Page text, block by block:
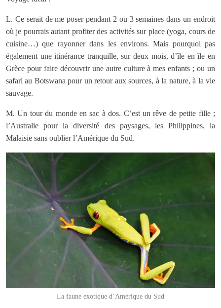
L. Ce serait de me poser pendant 2 ou 3 semaines dans un endroit
où je pourrais autant profiter des activités sur place (yoga, cours de
cuisine…) que rayonner dans les environs. Mais pourquoi pas
également une itinérance tranquille, sur deux mois, d’île en île en
Grèce pour faire découvrir une autre culture à mes enfants ; ou un
safari au Botswana pour un retour aux sources, à la nature, à la vie
sauvage.
M. Un tour du monde en sac à dos. C’est un rêve de petite fille ;
l’Australie pour la diversité des paysages, les Philippines, la
Malaisie sans oublier l’Amérique du Sud.
La faune exotique d’Amérique du Sud